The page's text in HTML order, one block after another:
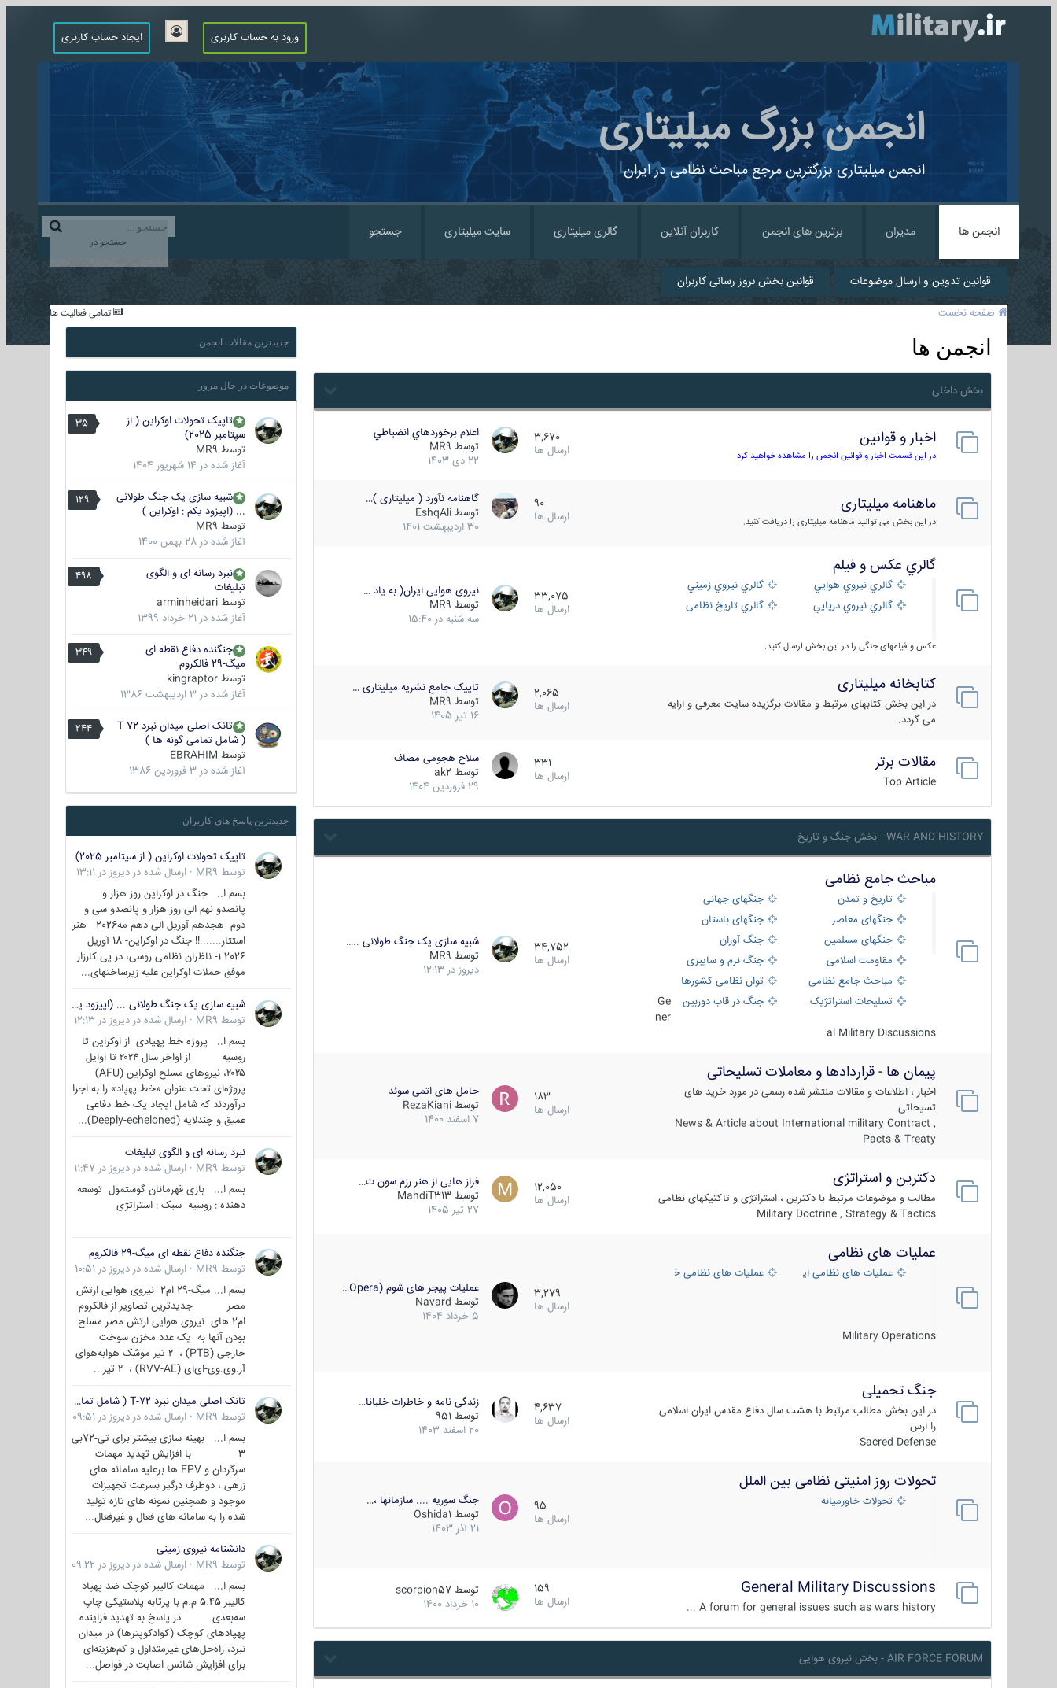
ورود به حساب کاربری ایجاد حساب کاربری
انجمن بزرگ میلیتاری
انجمن میلیتاری بزرگترین مرجع مباحث نظامی در ایران
جستجو در
انجمن ها مدیران برترین های انجمن کاربران آنلاین گالری میلیتاری سایت میلیتاری جستجو
قوانین تدوین و ارسال موضوعات قوانین بخش بروز رسانی کاربران
تمامی فعالیت ها صفحه نخست
انجمن ها
بخش داخلی
اخبار و قوانین
در این قسمت اخبار و قوانین انجمن را مشاهده خواهید کرد
3,670
ارسال ها
اعلام برخوردهاي انضباطي
توسط MR9
22 دی 1403
ماهنامه میلیتاری
در این بخش می توانید ماهنامه میلیتاری را دریافت کنید.
90
ارسال ها
گاهنامه نآورد ( میلیتاری )…
توسط EshqAli
30 اردیبهشت 1401
گالري عكس و فيلم
گالري نيروي هوايي
گالري نيروي زميني
گالري نيروي دريايي
گالري تاریخ نظامی
عکس و فیلمهای جنگی را در این بخش ارسال کنید.
33,075
ارسال ها
نیروی هوایی ایران( به یاد …
توسط MR9
سه شنبه در 15:40
کتابخانه میلیتاری
در این بخش کتابهای مرتبط و مقالات برگزیده سایت معرفی و ارایه
می گردد.
2,065
ارسال ها
تاپیک جامع نشریه میلیتاری …
توسط MR9
16 تیر 1405
مقالات برتر
Top Article
331
ارسال ها
سلاح هجومی مصاف
توسط ak2
29 فروردین 1404
WAR AND HISTORY - بخش جنگ و تاریخ
مباحث جامع نظامی
تاریخ و تمدن
جنگهای جهانی
جنگهای معاصر
جنگهای باستان
جنگهای مسلمین
جنگ آوران
مقاومت اسلامی
جنگ نرم و سایبری
مباحث جامع نظامی
توان نظامی کشورها
تسلیحات استراتژیک
جنگ در قاب دوربین
Ge
ner
al Military Discussions
34,752
ارسال ها
شبیه سازی یک جنگ طولانی ..…
توسط MR9
دیروز در 12:13
پیمان ها - قراردادها و معاملات تسلیحاتی
اخبار ، اطلاعات و مقالات منتشر شده رسمی در مورد خرید های
تسیحاتی
News & Article about International military Contract ,
Pacts & Treaty
183
ارسال ها
حامل های اتمی سوئد
توسط RezaKiani
7 اسفند 1400
دکترین و استراتژی
مطالب و موضوعات مرتبط با دکترین ، استراتژی و تاکتیکهای نظامی
Military Doctrine , Strategy & Tactics
12,050
ارسال ها
فراز هایی از هنر رزم سون ت…
توسط MahdiT313
27 تیر 1405
عملیات های نظامی
عملیات های نظامی ایران عملیات های نظامی خارجی
Military Operations
3,279
ارسال ها
عملیات پیجر های شوم (Opera…
توسط Navard
5 خرداد 1404
جنگ تحمیلی
در این بخش مطالب مرتبط با هشت سال دفاع مقدس ایران اسلامی
را ارس
Sacred Defense
4,637
ارسال ها
زندگی نامه و خاطرات خلبانا…
توسط 951
20 اسفند 1403
تحولات روز امنیتی نظامی بین الملل
تحولات خاورمیانه
95
ارسال ها
جنگ سوریه .... سازمانها ،…
توسط Oshida1
21 آذر 1403
General Military Discussions
A forum for general issues such as wars history ...
159
ارسال ها
توسط scorpion57
10 خرداد 1400
AIR FORCE FORUM - بخش نیروی هوایی
جدیدترین مقالات انجمن
موضوعات در حال مرور
35
تاپیک تحولات اوکراین ( از
سپتامبر 2025)
توسط MR9
آغاز شده در 14 شهریور 1404
129
شبیه سازی یک جنگ طولانی
... (اپیزود یکم : اوکراین )
توسط MR9
آغاز شده در 28 بهمن 1400
498
نبرد رسانه ای و الگوی
تبلیغات
توسط arminheidari
آغاز شده در 21 خرداد 1399
349
جنگنده دفاع نقطه ای
میگ-29 فالکروم
توسط kingraptor
آغاز شده در 3 اردیبهشت 1386
244
تانک اصلی میدان نبرد T-72
( شامل تمامی گونه ها )
توسط EBRAHIM
آغاز شده در 3 فروردین 1386
جدیدترین پاسخ های کاربران
تاپیک تحولات اوکراین ( از سپتامبر 2025)
توسط MR9
· ارسال شده در دیروز در 13:11
بسم ا.. جنگ در اوکراین روز هزار و
پانصدو نهم الی روز هزار و پانصدو سی و
دوم هجدهم آوریل الی دهم مه2026 هنر
استتار.......!! جنگ در اوکراین- 18 آوریل
2026 1- ناظران نظامی روسی، در پی کارزار
موفق حملات اوکراین علیه زیرساختهای...
شبیه سازی یک جنگ طولانی ... (اپیزود یکم : اوکراین )
توسط MR9
· ارسال شده در دیروز در 12:13
بسم ا.. پروژه خط پهپادی از اوکراین تا
روسیه از اواخر سال ۲۰۲۴ تا اوایل
۲۰۲۵، نیروهای مسلح اوکراین (AFU)
پروژه‌ای تحت عنوان «خط پهپاد» را به اجرا
درآوردند که شامل ایجاد یک خط دفاعی
عمیق و چندلایه (Deeply-echeloned)...
نبرد رسانه ای و الگوی تبلیغات
توسط MR9
· ارسال شده در دیروز در 11:47
بسم ا... بازی قهرمانان گوستمول توسعه
دهنده : روسیه سبک : استراتژی
جنگنده دفاع نقطه ای میگ-29 فالکروم
توسط MR9
· ارسال شده در دیروز در 10:51
بسم ا... میگ-29 ام2 نیروی هوایی ارتش
مصر جدیدترین تصاویر از فالکروم
ام2 های نیروی هوایی ارتش مصر مسلح
بودن آنها به یک عدد مخزن سوخت
خارجی (PTB) ، ۲ تیر موشک هوابه‌هوای
آر.وی.وی-ای‌ای (RVV-AE) ، ۲ تیر...
تانک اصلی میدان نبرد T-72 ( شامل تمامی گونه ها )
توسط MR9
· ارسال شده در دیروز در 09:51
بسم ا... بهینه سازی بیشتر برای تی-72بی
3 با افزایش تهدید مهمات
سرگردان و FPV ها برعلیه سامانه های
زرهی ، دوطرف درگیر بسرعت تجهیزات
موجود و همچنین نمونه های تازه تولید
شده را به سامانه های فعال و غیرفعال...
دانشنامه نیروی زمینی
توسط MR9
· ارسال شده در دیروز در 09:22
بسم ا... مهمات کالیبر کوچک ضد پهپاد
کالیبر ۵.۴۵ م.م با پرتابه پلاستیکی چاپ
سه‌بعدی در پاسخ به تهدید فزاینده
پهپادهای کوچک (کوادکوپترها) در میدان
نبرد، راه‌حل‌های غیرمتداول و کم‌هزینه‌ای
برای افزایش شانس اصابت در فواصل...